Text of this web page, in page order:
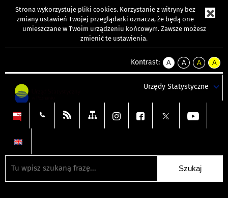
Strona wykorzystuje pliki cookies. Korzystanie z witryny bez
zmiany ustawień Twojej przeglądarki oznacza, że będą one
umieszczane w Twoim urządzeniu końcowym. Zawsze możesz
zmienić te ustawienia.
Kontrast:
A
kontrast
A
kontrast
tekst
czarnym
A
kontrast
tekst
czarnym
A
tekst
żółtym
Urzędy Statystyczne